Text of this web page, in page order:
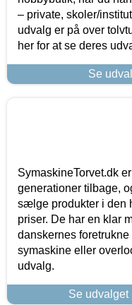
– private, skoler/
udvalg er på over
her for at se deres
Se
SymaskineTorvet.dk
generationer tilbage,
sælge produkter i den
priser. De har en klar
danskernes
symaskine eller
udvalg.
Se udvalget